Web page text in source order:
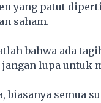
yang patut
saham.
bahwa ada
lupa untuk
semua